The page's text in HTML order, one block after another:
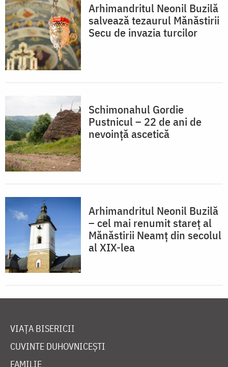
Arhimandritul Neonil Buzilă
salvează tezaurul Mănăstirii
Secu de invazia turcilor
Schimonahul Gordie
Pustnicul – 22 de ani de
nevoinţă ascetică
Arhimandritul Neonil Buzilă
– cel mai renumit stareţ al
Mănăstirii Neamţ din secolul
al XIX-lea
VIAȚA BISERICII
CUVINTE DUHOVNICEȘTI
FAMILIE